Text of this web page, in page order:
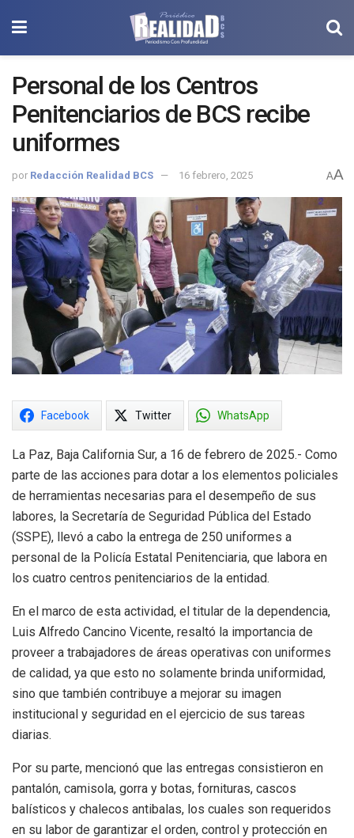
Personal de los Centros
Penitenciarios de BCS recibe
uniformes
por Redacción Realidad BCS 16 febrero, 2025 AA
Facebook Twitter WhatsApp
La Paz, Baja California Sur, a 16 de febrero de 2025.- Como
parte de las acciones para dotar a los elementos policiales
de herramientas necesarias para el desempeño de sus
labores, la Secretaría de Seguridad Pública del Estado
(SSPE), llevó a cabo la entrega de 250 uniformes a
personal de la Policía Estatal Penitenciaria, que labora en
los cuatro centros penitenciarios de la entidad.
En el marco de esta actividad, el titular de la dependencia,
Luis Alfredo Cancino Vicente, resaltó la importancia de
proveer a trabajadores de áreas operativas con uniformes
de calidad, ya que esto no solamente brinda uniformidad,
sino que también contribuye a mejorar su imagen
institucional y seguridad en el ejercicio de sus tareas
diarias.
Por su parte, mencionó que las entregas consistieron en
pantalón, camisola, gorra y botas, fornituras, cascos
balísticos y chalecos antibalas, los cuales son requeridos
en su labor de garantizar el orden, control y protección en